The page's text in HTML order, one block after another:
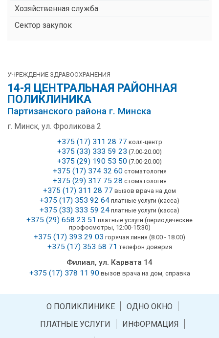
Хозяйственная служба
Сектор закупок
УЧРЕЖДЕНИЕ ЗДРАВООХРАНЕНИЯ
14-Я ЦЕНТРАЛЬНАЯ РАЙОННАЯ
ПОЛИКЛИНИКА
Партизанского района г. Минска
г. Минск, ул. Фроликова 2
+375 (17) 311 28 77 колл-центр
+375 (33) 333 59 23 (7.00-20.00)
+375 (29) 190 53 50 (7.00-20.00)
+375 (17) 374 32 60стоматология
+375 (29) 317 75 28 стоматология
+375 (17) 311 28 77 вызов врача на дом
+375 (17) 353 92 64 платные услуги (касса)
+375 (33) 333 59 24 платные услуги (касса)
+375 (29) 658 23 51 платные услуги (периодические
профосмотры, 12:00-15:30)
+375 (17) 393 29 03 горячая линия (8.00 - 18.00)
+375 (17) 353 58 71 телефон доверия
Филиал, ул. Карвата 14
+375 (17) 378 11 90вызов врача на дом, справка
О ПОЛИКЛИНИКЕ
ОДНО ОКНО
ПЛАТНЫЕ УСЛУГИ
ИНФОРМАЦИЯ